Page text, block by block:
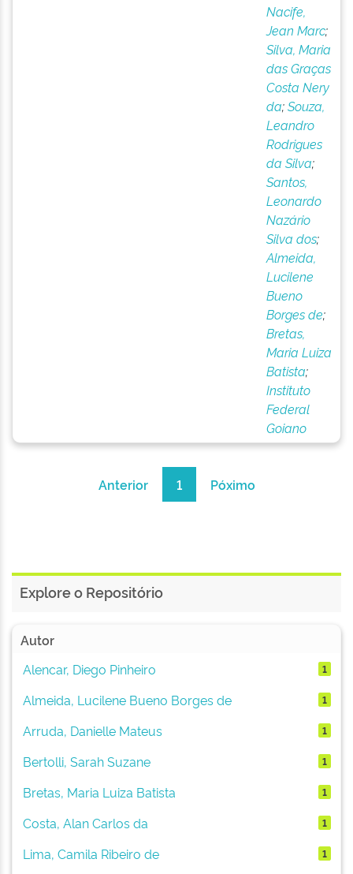
Nacife,
Jean Marc;
Silva, Maria
das Graças
Costa Nery
da;Souza,
Leandro
Rodrigues
da Silva;
Santos,
Leonardo
Nazário
Silva dos;
Almeida,
Lucilene
Bueno
Borges de;
Bretas,
Maria Luiza
Batista;
Instituto
Federal
Goiano
Anterior 1 Póximo
Explore o Repositório
Autor
Alencar, Diego Pinheiro
1
Almeida, Lucilene Bueno Borges de 1
Arruda, Danielle Mateus 1
Bertolli, Sarah Suzane 1
Bretas, Maria Luiza Batista 1
Costa, Alan Carlos da 1
Lima, Camila Ribeiro de 1